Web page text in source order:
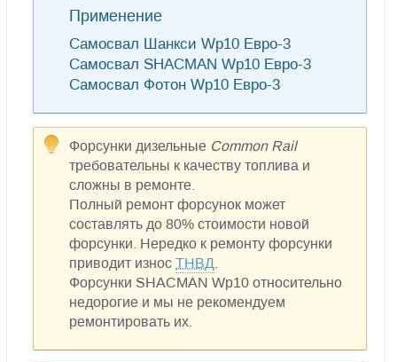
Применение
Самосвал Шанкси Wp10 Евро-3
Самосвал SHACMAN Wp10 Евро-3
Самосвал Фотон Wp10 Евро-3
Форсунки дизельные Common Rail
требовательны к качеству топлива и
сложны в ремонте.
Полный ремонт форсунок может
составлять до 80% стоимости новой
форсунки. Нередко к ремонту форсунки
приводит износТНВД.
Форсунки SHACMAN Wp10 относительно
недорогие и мы не рекомендуем
ремонтировать их.